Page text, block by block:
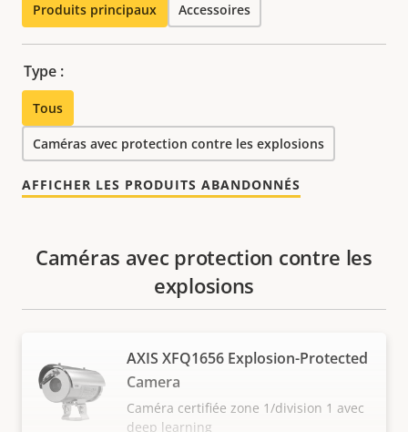
Produits principaux Accessoires
Type :
Tous
Caméras avec protection contre les explosions
AFFICHER LES PRODUITS ABANDONNÉS
Caméras avec protection contre les
explosions
AXIS XFQ1656 Explosion-Protected
Camera
Caméra certifiée zone 1/division 1 avec
deep learning